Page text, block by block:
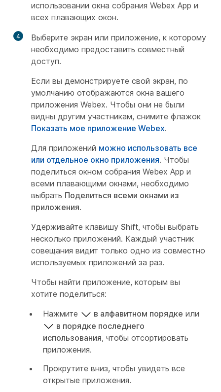
использовании окна собрания Webex App и
всех плавающих окон.
4
Выберите экран или приложение, к которому
необходимо предоставить совместный
доступ.
Если вы демонстрируете свой экран, по
умолчанию отображаются окна вашего
приложения Webex. Чтобы они не были
видны другим участникам, снимите флажок
Показать мое приложение Webex.
Для приложений можно использовать все
или отдельное окно приложения. Чтобы
поделиться окном собрания Webex App и
всеми плавающими окнами, необходимо
выбрать Поделиться всеми окнами из
приложения.
Удерживайте клавишу Shift, чтобы выбрать
несколько приложений. Каждый участник
совещания видит только одно из совместно
используемых приложений за раз.
Чтобы найти приложение, которым вы
хотите поделиться:
Нажмите
в алфавитном порядке или
в порядке последнего
использования, чтобы отсортировать
приложения.
Прокрутите вниз, чтобы увидеть все
открытые приложения.